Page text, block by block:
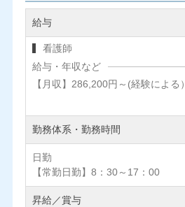
給与
看護師
給与・年収など
【月収】286,200円～(経験による）
勤務体系・勤務時間
日勤
【常勤日勤】8：30～17：00
昇給／賞与